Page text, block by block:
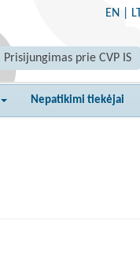
EN LT
Prisijungimas prie CVP IS
Nepatikimi tiekėjai